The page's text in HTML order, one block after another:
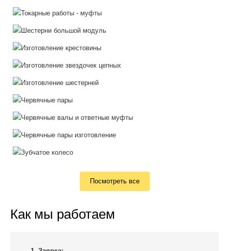
Посмотреть все
Как мы работаем